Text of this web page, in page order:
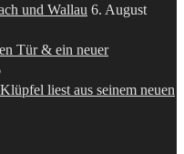
und Wallau 6. August
Tür & ein neuer
liest aus seinem neuen